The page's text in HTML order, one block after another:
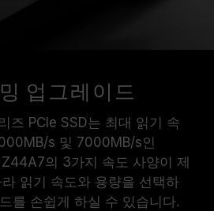
업그레이드
즈 PCIe SSD는 최대 읽기 속
s 및 7000MB/s인
의 3가지 속도 사양이 제
읽기 속도와 용량을 선택하
를 손쉽게 하실 수 있습니다.